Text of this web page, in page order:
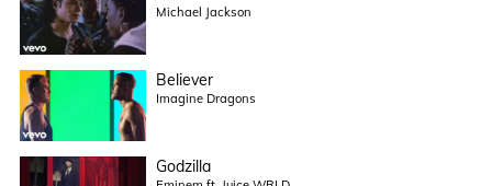
Michael Jackson
Believer
Imagine Dragons
Godzilla